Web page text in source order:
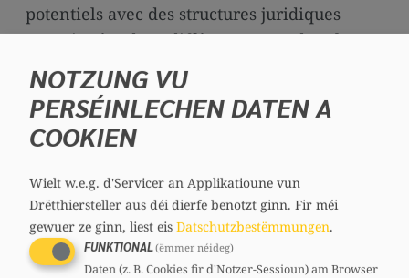
potentiels avec des structures juridiques
enregistrées dans différents pays, dont le
recherches journalistiques, sans confirmation
définitive à ce stade.
questions suivantes à Madame la Ministre de
la Justice, ainsi qu’à Madame la Ministre
déléguée auprès du Premier ministre,
chargée des Médias et de la Connectivité :
NOTZUNG VU
PERSÉINLECHEN DATEN A
COOKIEN
Wielt w.e.g. d'Servicer an Applikatioune vun
Drëtthiersteller aus déi dierfe benotzt ginn. Fir méi
gewuer ze ginn, liest eis Datschutzbestëmmungen.
FUNKTIONAL(ëmmer néideg)
Daten (z. B. Cookies fir d'Notzer-Sessioun) am Browser